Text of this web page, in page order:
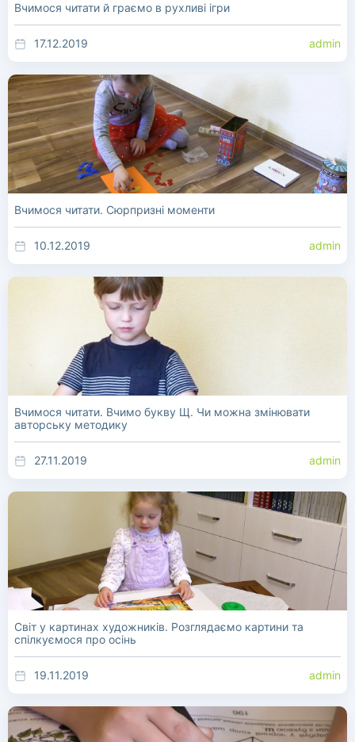
Вчимося читати й граємо в рухливі ігри
17.12.2019 admin
Вчимося читати. Сюрпризні моменти
10.12.2019 admin
Вчимося читати. Вчимо букву Щ. Чи можна змінювати
авторську методику
27.11.2019 admin
Світ у картинах художників. Розглядаємо картини та
спілкуємося про осінь
19.11.2019 admin